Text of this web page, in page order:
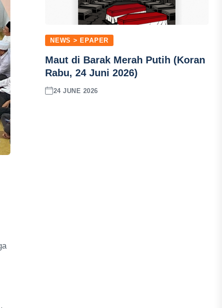
NEWS > EPAPER
Maut di Barak Merah Putih (Koran
Rabu, 24 Juni 2026)
24 JUNE 2026